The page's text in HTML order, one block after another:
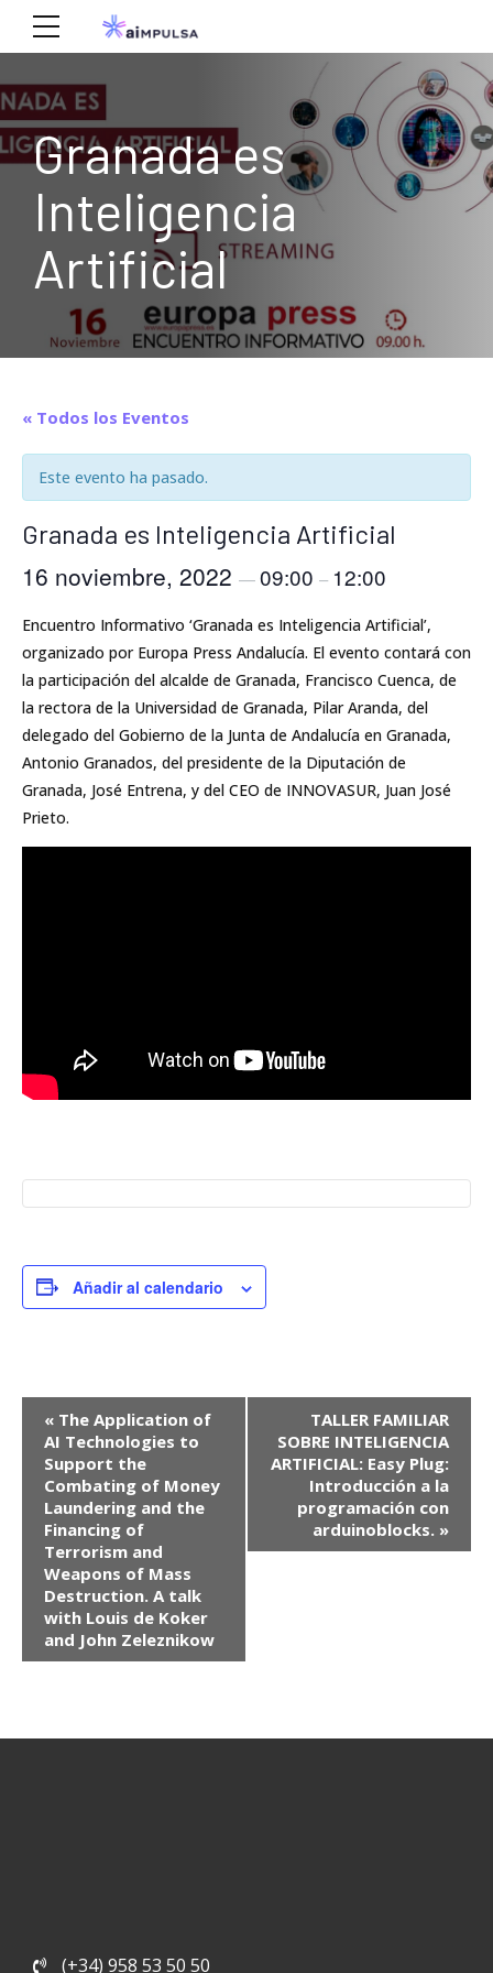
Granada es
Inteligencia
Artificial
« Todos los Eventos
Este evento ha pasado.
Granada es Inteligencia Artificial
16 noviembre, 2022 —09:00 – 12:00
Encuentro Informativo ‘Granada es Inteligencia Artificial’,
organizado por Europa Press Andalucía. El evento contará con
la participación del alcalde de Granada, Francisco Cuenca, de
la rectora de la Universidad de Granada, Pilar Aranda, del
delegado del Gobierno de la Junta de Andalucía en Granada,
Antonio Granados, del presidente de la Diputación de
Granada, José Entrena, y del CEO de INNOVASUR, Juan José
Prieto.
Añadir al calendario
Navegación
del
Evento
« The Application of
AI Technologies to
Support the
Combating of Money
Laundering and the
Financing of
Terrorism and
Weapons of Mass
Destruction. A talk
with Louis de Koker
and John Zeleznikow
TALLER FAMILIAR
SOBRE INTELIGENCIA
ARTIFICIAL: Easy Plug:
Introducción a la
programación con
arduinoblocks. »
(+34) 958 53 50 50